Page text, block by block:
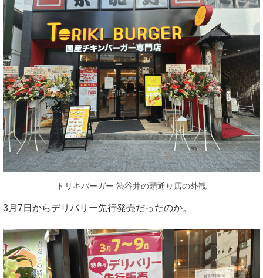
トリキバーガー 渋谷井の頭通り店の外観
3月7日からデリバリー先行発売だったのか。